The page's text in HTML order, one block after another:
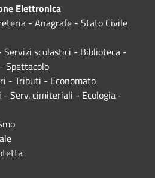
Elettronica
- Anagrafe - Stato Civile
scolastici - Biblioteca -
Spettacolo
- Tributi - Economato
Serv. cimiteriali - Ecologia -